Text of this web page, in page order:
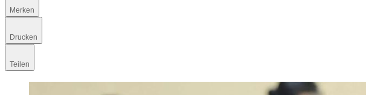
Merken
Drucken
Teilen